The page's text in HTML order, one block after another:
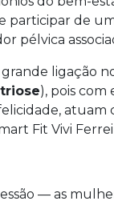
participar de
pélvica
ligação
), pois com
atuam
Fit Vivi
— as